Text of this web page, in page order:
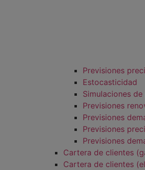
Previsiones
Estocasticidad
Simulaciones
Previsiones
Previsiones
Previsiones
Previsiones
Cartera de clientes
Cartera de clientes